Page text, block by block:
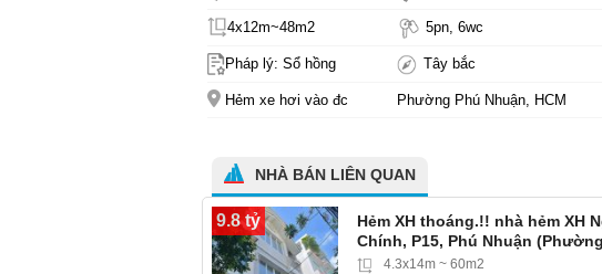
4x12m~48m2 5pn, 6wc
Pháp lý: Sổ hồng Tây bắc
Hẻm xe hơi vào đc Phường Phú Nhuận, HCM
NHÀ BÁN LIÊN QUAN
9.8 tỷ
Hẻm XH thoáng.!! nhà hẻm XH
Chính, P15, Phú Nhuận
4.3x14m ~ 60m2